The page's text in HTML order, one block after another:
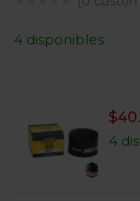
4 disponibles
$
4